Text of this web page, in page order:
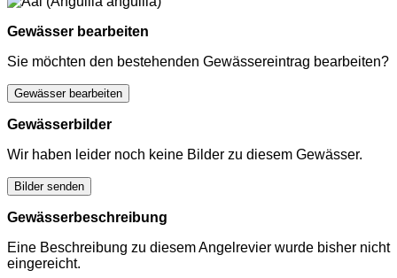
Gewässer bearbeiten
Sie möchten den bestehenden Gewässereintrag bearbeiten?
Gewässer bearbeiten
Gewässerbilder
Wir haben leider noch keine Bilder zu diesem Gewässer.
Bilder senden
Gewässerbeschreibung
Eine Beschreibung zu diesem Angelrevier wurde bisher nicht
eingereicht.